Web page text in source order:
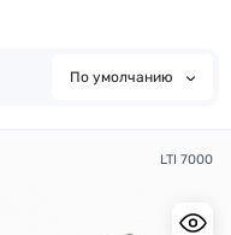
По умолчанию
LTI 7000